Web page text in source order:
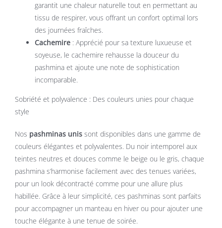
garantit une chaleur naturelle tout en permettant au
tissu de respirer, vous offrant un confort optimal lors
des journées fraîches.
Cachemire: Apprécié pour sa texture luxueuse et
soyeuse, le cachemire rehausse la douceur du
pashmina et ajoute une note de sophistication
incomparable.
Sobriété et polyvalence : Des couleurs unies pour chaque
style
Nos pashminas unissont disponibles dans une gamme de
couleurs élégantes et polyvalentes. Du noir intemporel aux
teintes neutres et douces comme le beige ou le gris, chaque
pashmina s’harmonise facilement avec des tenues variées,
pour un look décontracté comme pour une allure plus
habillée. Grâce à leur simplicité, ces pashminas sont parfaits
pour accompagner un manteau en hiver ou pour ajouter une
touche élégante à une tenue de soirée.